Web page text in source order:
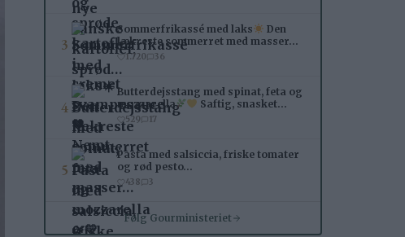
3
Sommerfrikassé med laks
Den
lækreste sommerret med masser…
1.720 36
4
Butterdejsstang med spinat, feta og
mozzarella
Saftig, snasket…
529 17
5
Pasta med salsiccia, friske tomater
og rød pesto…
438 3
Følg Gourministeriet